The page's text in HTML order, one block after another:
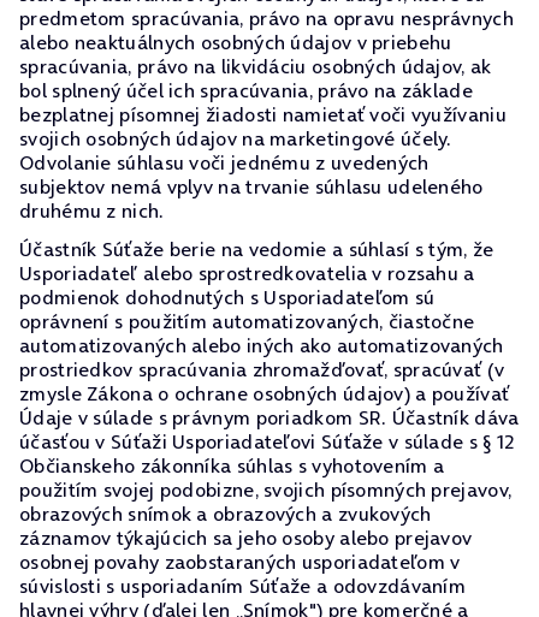
predmetom spracúvania, právo na opravu nesprávnych
alebo neaktuálnych osobných údajov v priebehu
spracúvania, právo na likvidáciu osobných údajov, ak
bol splnený účel ich spracúvania, právo na základe
bezplatnej písomnej žiadosti namietať voči využívaniu
svojich osobných údajov na marketingové účely.
Odvolanie súhlasu voči jednému z uvedených
subjektov nemá vplyv na trvanie súhlasu udeleného
druhému z nich.
Účastník Súťaže berie na vedomie a súhlasí s tým, že
Usporiadateľ alebo sprostredkovatelia v rozsahu a
podmienok dohodnutých s Usporiadateľom sú
oprávnení s použitím automatizovaných, čiastočne
automatizovaných alebo iných ako automatizovaných
prostriedkov spracúvania zhromažďovať, spracúvať (v
zmysle Zákona o ochrane osobných údajov) a používať
Údaje v súlade s právnym poriadkom SR. Účastník dáva
účasťou v Súťaži Usporiadateľovi Súťaže v súlade s § 12
Občianskeho zákonníka súhlas s vyhotovením a
použitím svojej podobizne, svojich písomných prejavov,
obrazových snímok a obrazových a zvukových
záznamov týkajúcich sa jeho osoby alebo prejavov
osobnej povahy zaobstaraných usporiadateľom v
súvislosti s usporiadaním Súťaže a odovzdávaním
hlavnej výhry (ďalej len „Snímok") pre komerčné a